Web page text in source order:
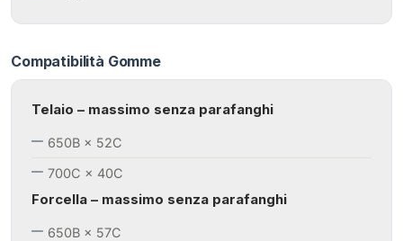
Compatibilità Gomme
Telaio – massimo senza parafanghi
650B × 52C
700C × 40C
Forcella – massimo senza parafanghi
650B × 57C